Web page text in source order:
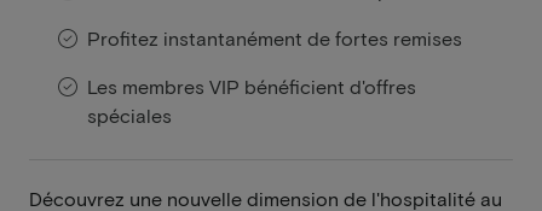
Profitez instantanément de fortes remises
Les membres VIP bénéficient d'offres
spéciales
Découvrez une nouvelle dimension de l'hospitalité au